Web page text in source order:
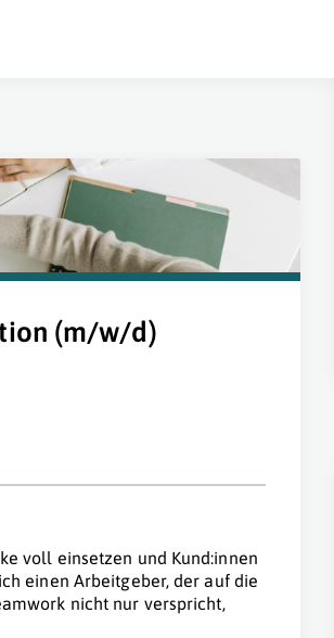
(m/w/d)
voll einsetzen und Kund:innen
einen Arbeitgeber, der auf die
nicht nur verspricht,